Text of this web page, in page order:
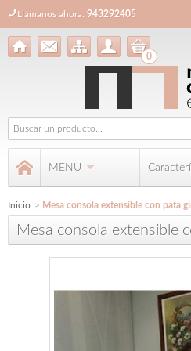
Llámanos ahora: 943292405
0
MENU
Inicio > Mesa consola extensible con pata
Mesa consola extensible